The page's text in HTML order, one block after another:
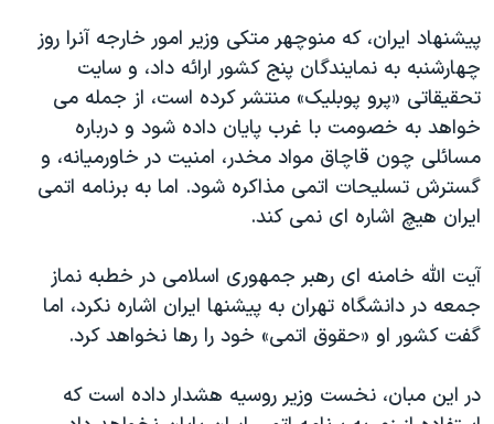
همایش محافظه‌کاران آمریکا «سی‌پک»
صفحه‌های ویژه
سفر پرزیدنت ترامپ به چین
پیشنهاد ایران، که منوچهر متکی وزیر امور خارجه آنرا روز
چهارشنبه به نمایندگان پنج کشور ارائه داد، و سایت
تحقیقاتی «پرو پوبلیک» منتشر کرده است، از جمله می
خواهد به خصومت با غرب پایان داده شود و درباره
مسائلی چون قاچاق مواد مخدر، امنیت در خاورمیانه، و
گسترش تسلیحات اتمی مذاکره شود. اما به برنامه اتمی
ایران هیچ اشاره ای نمی کند.
آیت الله خامنه ای رهبر جمهوری اسلامی در خطبه نماز
جمعه در دانشگاه تهران به پیشنها ایران اشاره نکرد، اما
گفت کشور او «حقوق اتمی» خود را رها نخواهد کرد.
در این مبان، نخست وزیر روسیه هشدار داده است که